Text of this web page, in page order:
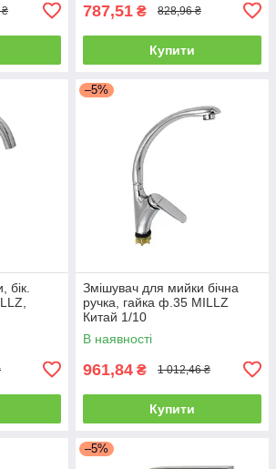
₴ 787,51 ₴ 828,96 ₴
Купити
бік.
–5%
Змішувач для мийки бічна
ручка, гайка ф.35 MILLZ
Китай 1/10
В наявності
961,84 ₴ 1 012,46 ₴
Купити
–5%